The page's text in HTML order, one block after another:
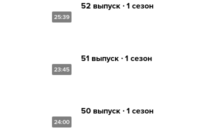
25:39
52 выпуск ∙ 1 сезон
23:45
51 выпуск ∙ 1 сезон
24:00
50 выпуск ∙ 1 сезон